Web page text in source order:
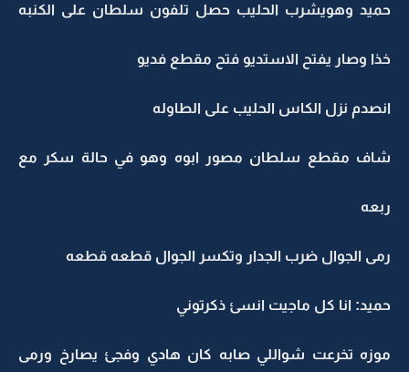
حميد وهويشرب الحليب حصل تلفون سلطان على الكنبه
خذا وصار يفتح الاستديو فتح مقطع فديو
انصدم نزل الكاس الحليب على الطاوله
شاف مقطع سلطان مصور ابوه وهو في حالة سكر مع
ربعه
رمى الجوال ضرب الجدار وتكسر الجوال قطعه قطعه
حميد: انا كل ماجيت انسئ ذكرتوني
موزه تخرعت شواللي صابه كان هادي وفجئ يصارخ ورمى